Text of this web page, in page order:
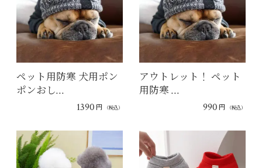
ペット用防寒 犬用ポン
ポンおし…
1390 円 （税込）
アウトレット！ ペット
用防寒 …
990 円 （税込）